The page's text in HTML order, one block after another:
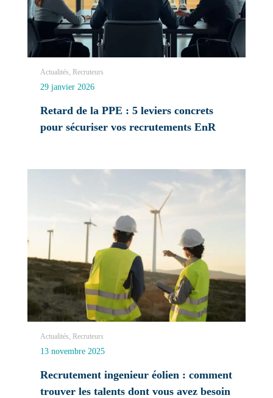
Actualités, Recruteurs
29 janvier 2026
Retard de la PPE : 5 leviers concrets
pour sécuriser vos recrutements EnR
Actualités, Recruteurs
13 novembre 2025
Recrutement ingenieur éolien : comment
trouver les talents dont vous avez besoin